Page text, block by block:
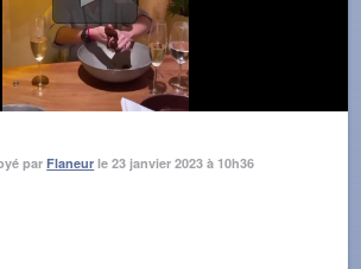
parFlaneur le 23 janvier 2023 à 10h36